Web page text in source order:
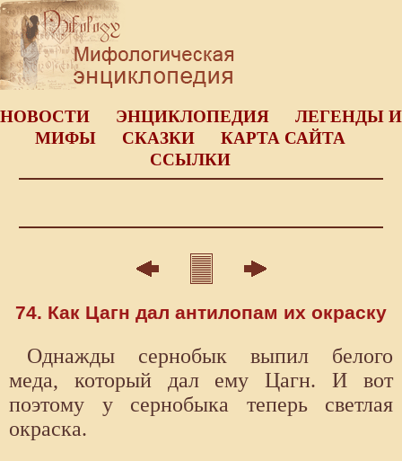
НОВОСТИ ЭНЦИКЛОПЕДИЯ
ЛЕГЕНДЫ И
МИФЫ
СКАЗКИ
КАРТА САЙТА
ССЫЛКИ
74. Как Цагн дал антилопам их окраску
Однажды сернобык выпил белого
меда, который дал ему Цагн. И вот
поэтому у сернобыка теперь светлая
окраска.